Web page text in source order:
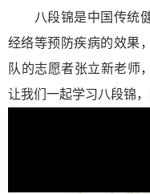
八段锦是中国传统健
经络等预防疾病的效果
队的志愿者张立新老师
让我们一起学习八段锦